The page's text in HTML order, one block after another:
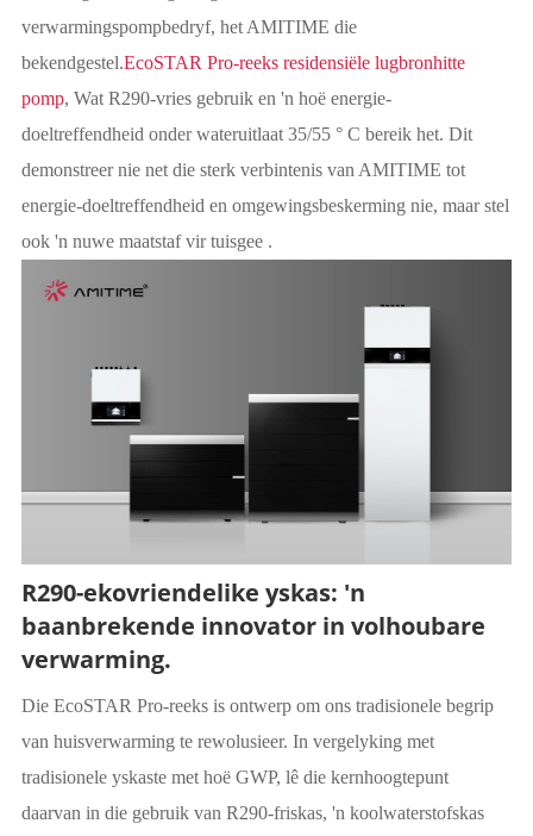
verwarmingspompbedryf, het AMITIME die
bekendgestel.EcoSTAR Pro-reeks residensiële lugbronhitte
pomp, Wat R290-vries gebruik en 'n hoë energie-
doeltreffendheid onder wateruitlaat 35/55 ° C bereik het. Dit
demonstreer nie net die sterk verbintenis van AMITIME tot
energie-doeltreffendheid en omgewingsbeskerming nie, maar stel
ook 'n nuwe maatstaf vir tuisgee .
R290-ekovriendelike yskas: 'n
baanbrekende innovator in volhoubare
verwarming.
Die EcoSTAR Pro-reeks is ontwerp om ons tradisionele begrip
van huisverwarming te rewolusieer. In vergelyking met
tradisionele yskaste met hoë GWP, lê die kernhoogtepunt
daarvan in die gebruik van R290-friskas, 'n koolwaterstofskas